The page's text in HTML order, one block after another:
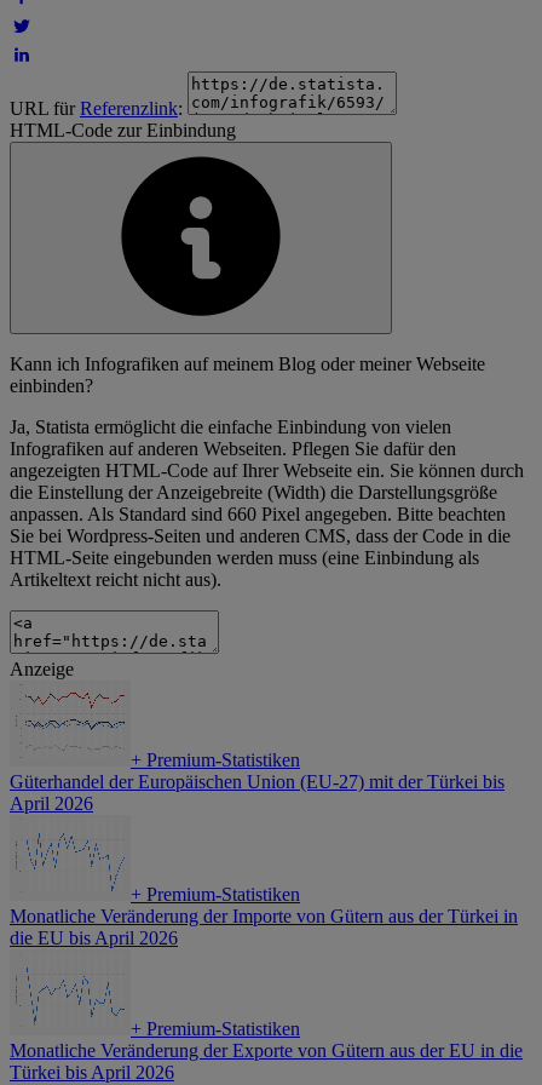
URL fürReferenzlink:
HTML-Code zur Einbindung
Kann ich Infografiken auf meinem Blog oder meiner Webseite
einbinden?
Ja, Statista ermöglicht die einfache Einbindung von vielen
Infografiken auf anderen Webseiten. Pflegen Sie dafür den
angezeigten HTML-Code auf Ihrer Webseite ein. Sie können durch
die Einstellung der Anzeigebreite (Width) die Darstellungsgröße
anpassen. Als Standard sind 660 Pixel angegeben. Bitte beachten
Sie bei Wordpress-Seiten und anderen CMS, dass der Code in die
HTML-Seite eingebunden werden muss (eine Einbindung als
Artikeltext reicht nicht aus).
Anzeige
+ Premium-Statistiken
Güterhandel der Europäischen Union (EU-27) mit der Türkei bis
April 2026
+ Premium-Statistiken
Monatliche Veränderung der Importe von Gütern aus der Türkei in
die EU bis April 2026
+ Premium-Statistiken
Monatliche Veränderung der Exporte von Gütern aus der EU in die
Türkei bis April 2026